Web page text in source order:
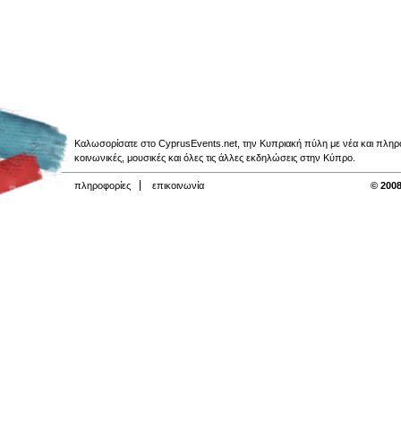
Καλωσορίσατε στο CyprusEvents.net, την Κυπριακή πύλη με νέα και
κοινωνικές, μουσικές και όλες τις άλλες εκδηλώσεις στην Κύπρο.
πληροφορίες επικοινωνία ©